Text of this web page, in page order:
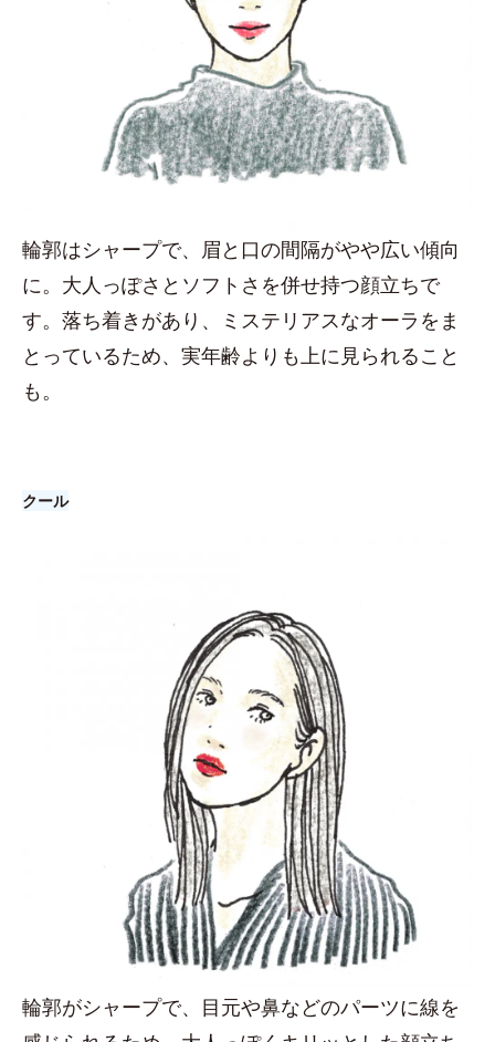
輪郭はシャープで、眉と口の間隔がやや広い傾向
に。大人っぽさとソフトさを併せ持つ顔立ちで
す。落ち着きがあり、ミステリアスなオーラをま
とっているため、実年齢よりも上に見られること
も。
クール
輪郭がシャープで、目元や鼻などのパーツに線を